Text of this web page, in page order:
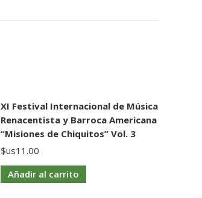
XI Festival Internacional de Música
Renacentista y Barroca Americana
“Misiones de Chiquitos” Vol. 3
$us11.00
Añadir al carrito